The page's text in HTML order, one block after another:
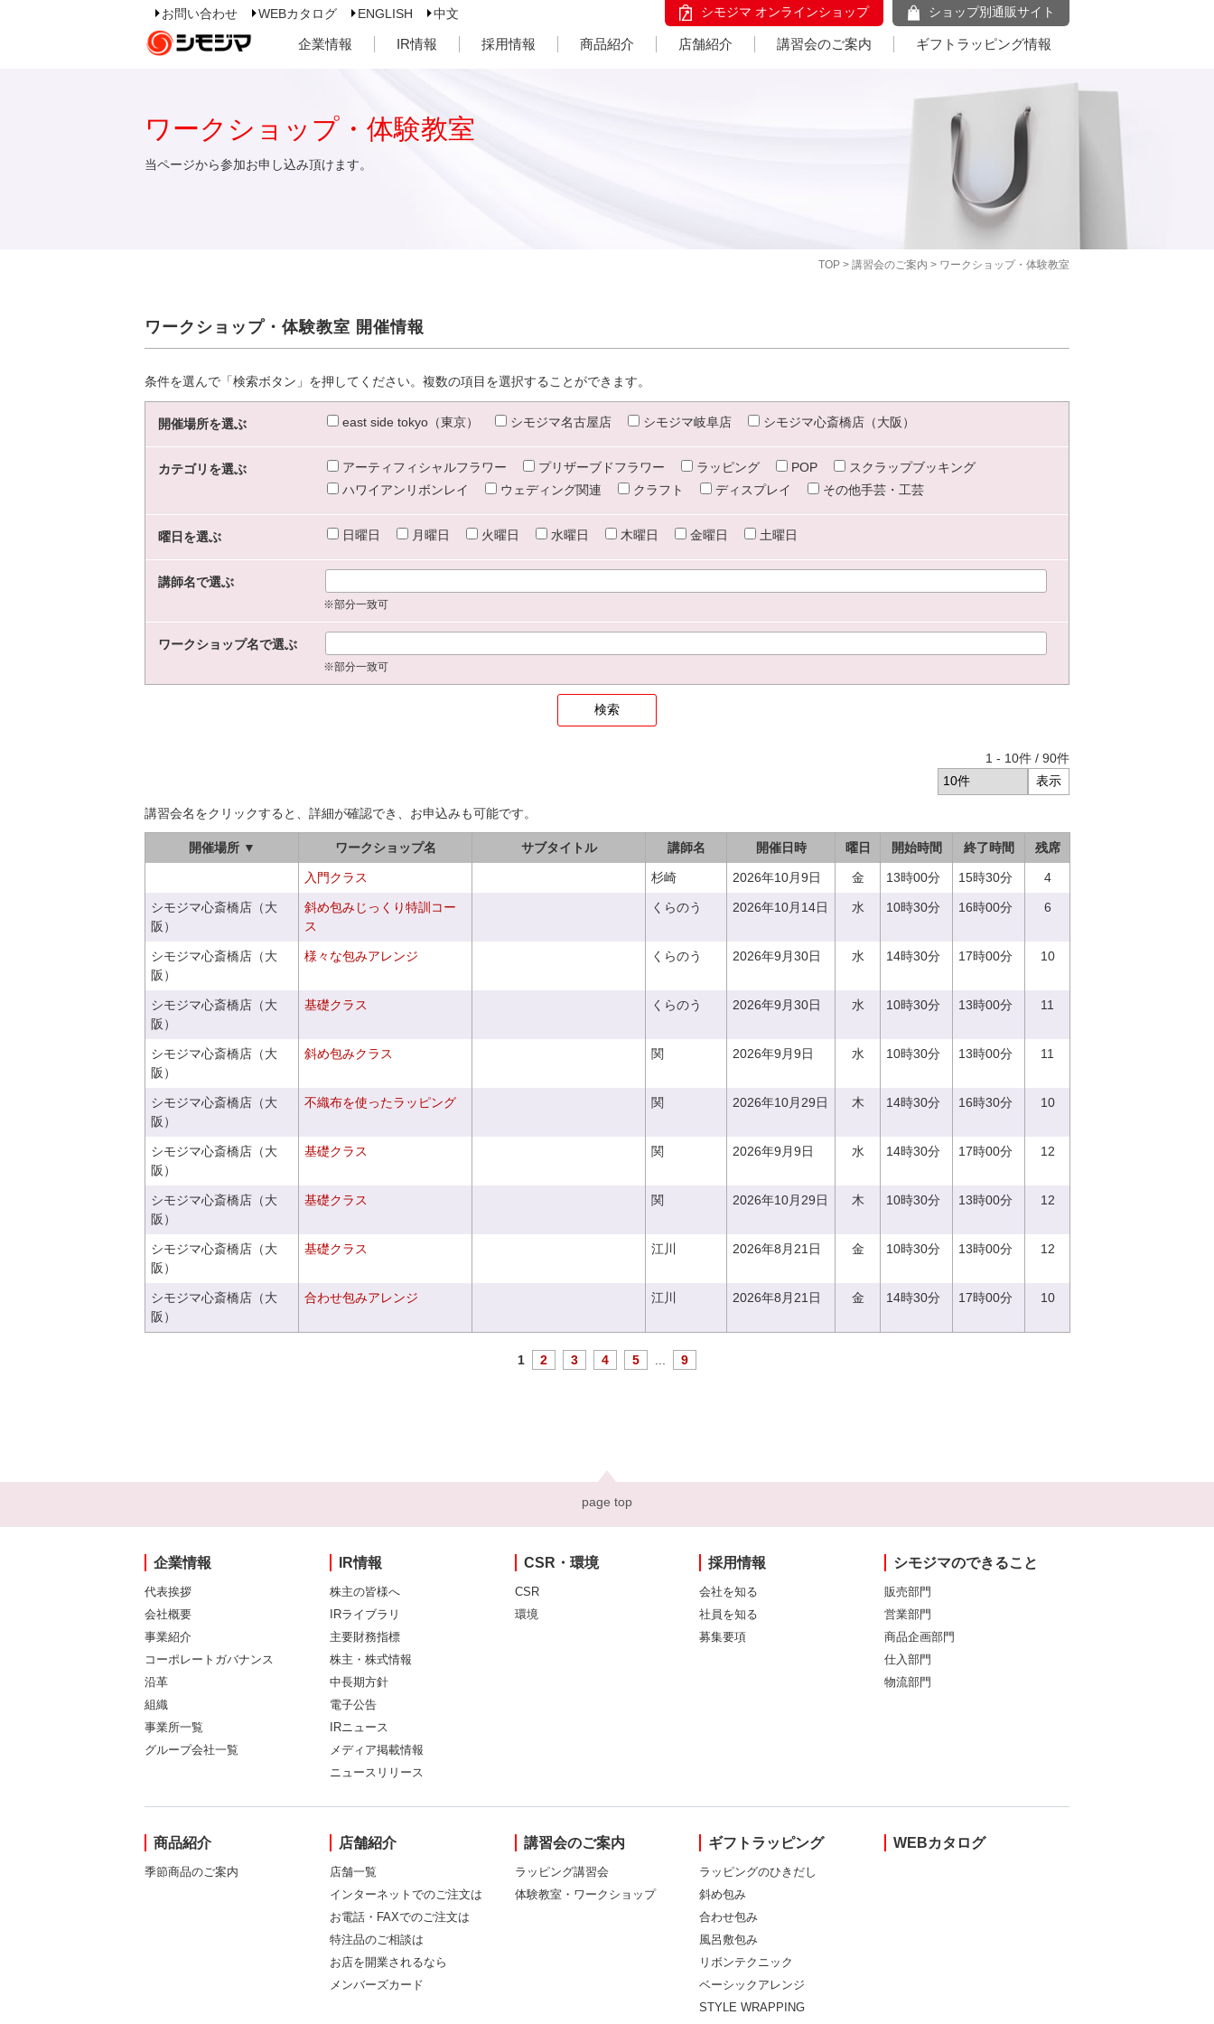
お問い合わせ WEBカタログ ENGLISH 中文 シモジマ オンラインショップ ショップ別通販サイト
企業情報 IR情報 採用情報 商品紹介 店舗紹介 講習会のご案内 ギフトラッピング情報
TOP > 講習会のご案内 > ワークショップ・体験教室
ワークショップ・体験教室
当ページから参加お申し込み頂けます。
ワークショップ・体験教室 開催情報
条件を選んで「検索ボタン」を押してください。複数の項目を選択することができます。
開催場所を選ぶ east side tokyo（東京） シモジマ名古屋店 シモジマ岐阜店 シモジマ心斎橋店（大阪）
カテゴリを選ぶ アーティフィシャルフラワー プリザーブドフラワー ラッピング POP
スクラップブッキング
ハワイアンリボンレイ
ウェディング関連 クラフト ディスプレイ その他手芸・工芸
曜日を選ぶ 日曜日 月曜日 火曜日 水曜日 木曜日 金曜日 土曜日
講師名で選ぶ
※部分一致可
ワークショップ名で選ぶ
※部分一致可
1 - 10件 / 90件
講習会名をクリックすると、詳細が確認でき、お申込みも可能です。
開催場所 ▼ ワークショップ名 サブタイトル 講師名 開催日時 曜日 開始時間 終了時間 残席
入門クラス 杉崎 2026年10月9日 金 13時00分 15時30分 4
シモジマ心斎橋店（大
阪）
斜め包みじっくり特訓コー
ス
くらのう 2026年10月14日 水 10時30分 16時00分 6
シモジマ心斎橋店（大
阪）
様々な包みアレンジ くらのう 2026年9月30日 水 14時30分 17時00分 10
シモジマ心斎橋店（大
阪）
基礎クラス くらのう 2026年9月30日 水 10時30分 13時00分 11
シモジマ心斎橋店（大
阪）
斜め包みクラス 関 2026年9月9日 水 10時30分 13時00分 11
シモジマ心斎橋店（大
阪）
不織布を使ったラッピング 関 2026年10月29日 木 14時30分 16時30分 10
シモジマ心斎橋店（大
阪）
基礎クラス 関 2026年9月9日 水 14時30分 17時00分 12
シモジマ心斎橋店（大
阪）
基礎クラス 関 2026年10月29日 木 10時30分 13時00分 12
シモジマ心斎橋店（大
阪）
基礎クラス 江川 2026年8月21日 金 10時30分 13時00分 12
シモジマ心斎橋店（大
阪）
合わせ包みアレンジ 江川 2026年8月21日 金 14時30分 17時00分 10
1 2 3 4 5 9
page top
企業情報
代表挨拶
会社概要
事業紹介
コーポレートガバナンス
沿革
組織
事業所一覧
グループ会社一覧
IR情報
株主の皆様へ
IRライブラリ
主要財務指標
株主・株式情報
中長期方針
電子公告
IRニュース
メディア掲載情報
ニュースリリース
CSR・環境
CSR
環境
採用情報
会社を知る
社員を知る
募集要項
シモジマのできること
販売部門
営業部門
商品企画部門
仕入部門
物流部門
商品紹介
季節商品のご案内
店舗紹介
店舗一覧
インターネットでのご注文は
お電話・FAXでのご注文は
特注品のご相談は
お店を開業されるなら
メンバーズカード
講習会のご案内
ラッピング講習会
体験教室・ワークショップ
ギフトラッピング
ラッピングのひきだし
斜め包み
合わせ包み
風呂敷包み
リボンテクニック
ベーシックアレンジ
STYLE WRAPPING
WEBカタログ